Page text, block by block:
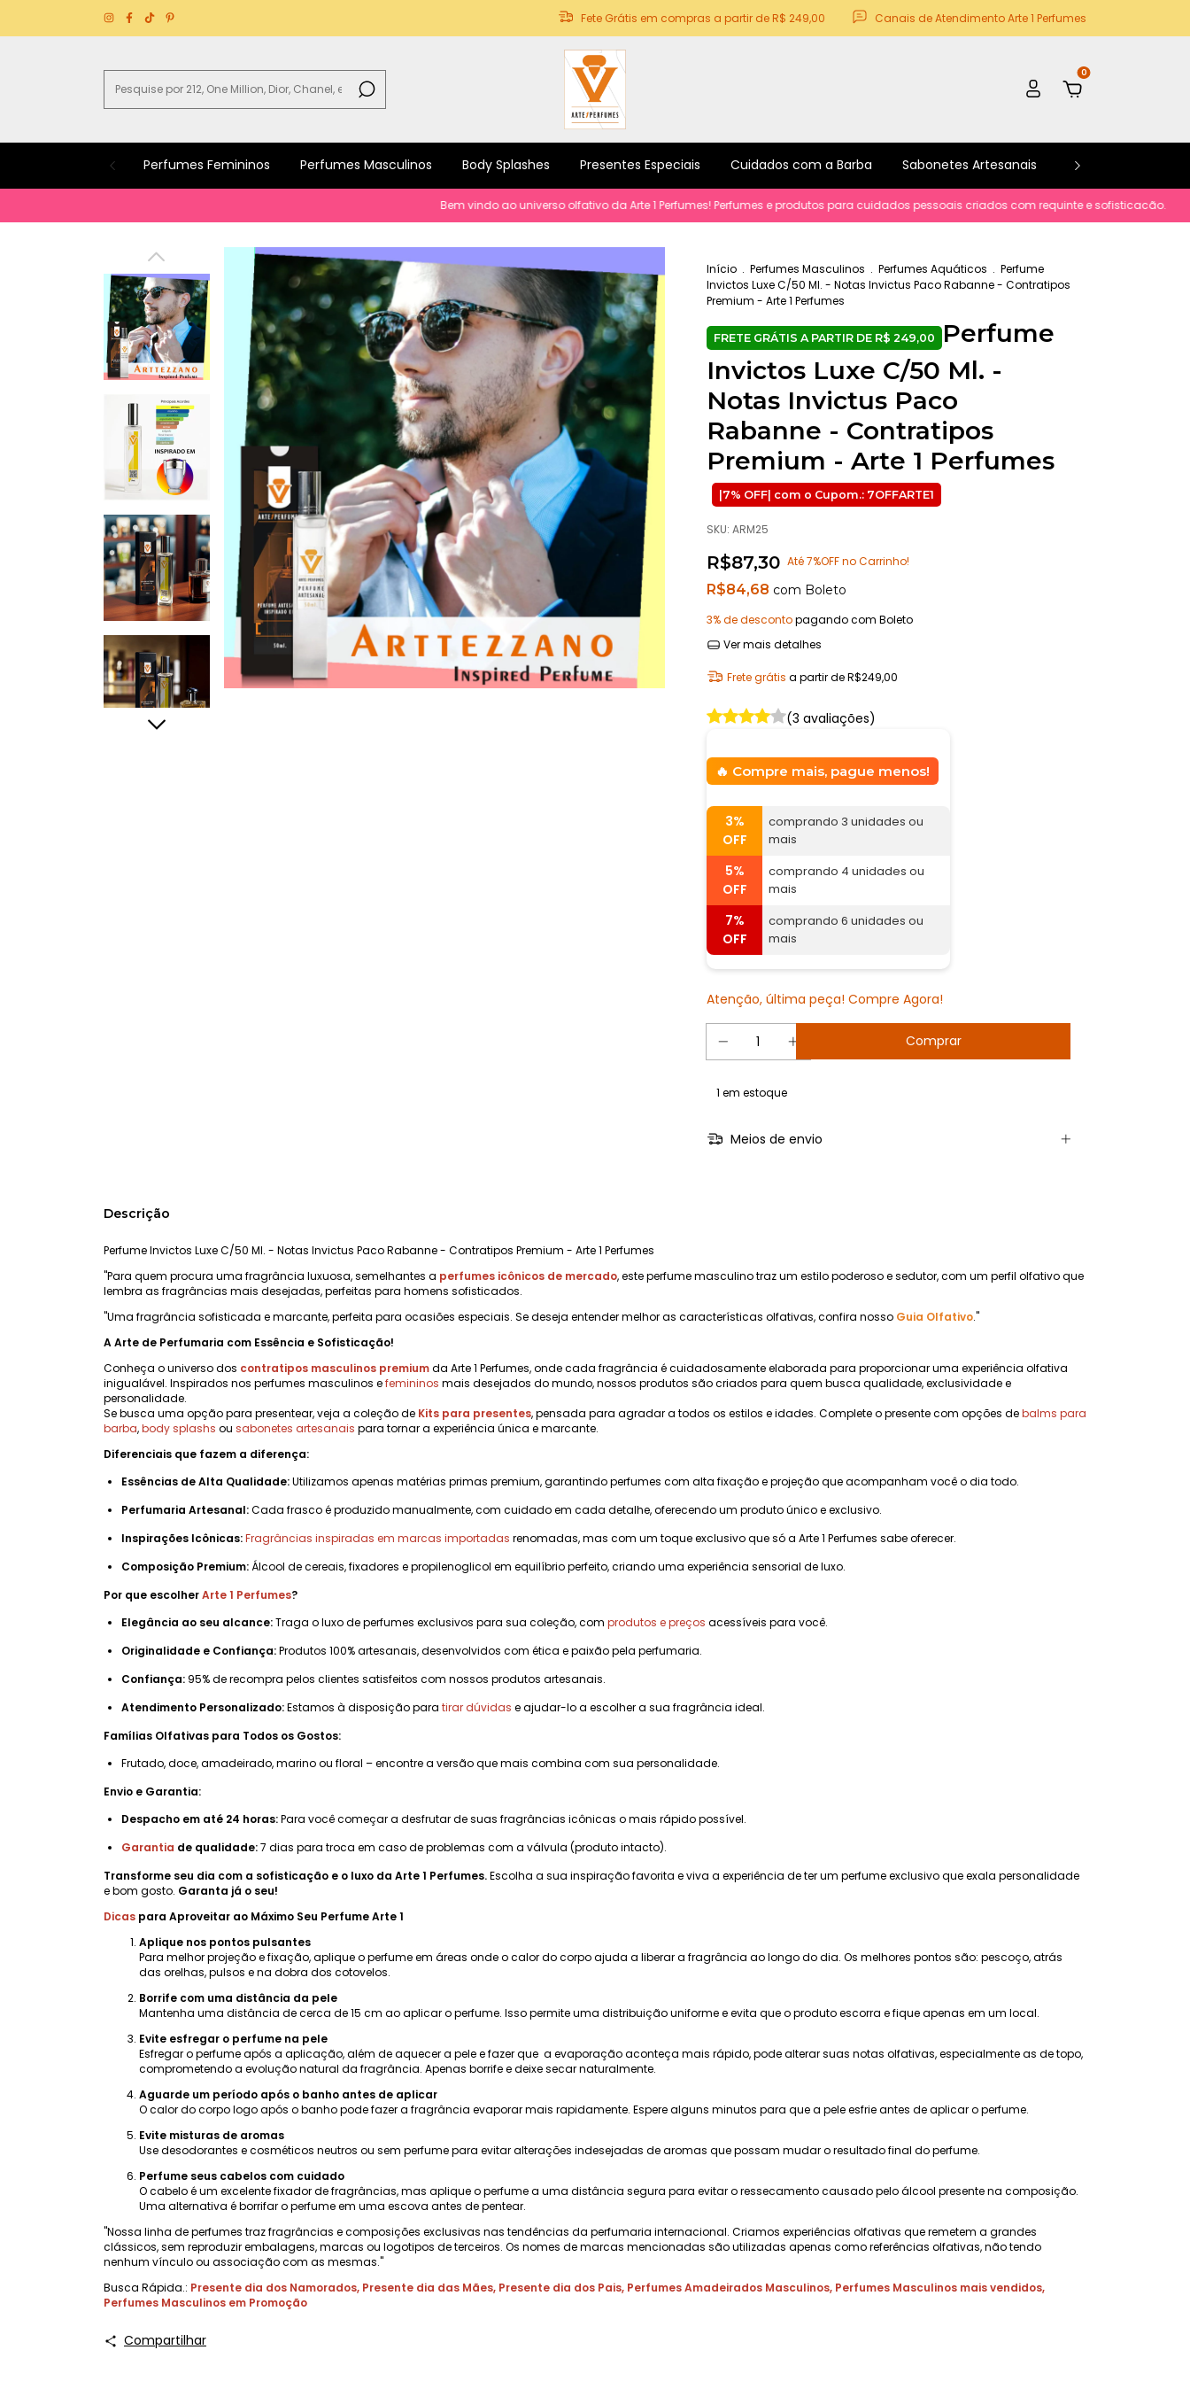
Fete Grátis em compras a partir de R$ 249,00 Canais de Atendimento Arte 1 Perfumes
0
Perfumes Femininos Perfumes Masculinos Body Splashes Presentes Especiais Cuidados com a Barba Sabonetes Artesanais Kits e Promoções
Bem vindo ao universo olfativo da Arte 1 Perfumes! Perfumes e produtos para cuidados pessoais criados com requinte e sofisticacão.
Início . Perfumes Masculinos . Perfumes Aquáticos . Perfume
Invictos Luxe C/50 Ml. - Notas Invictus Paco Rabanne - Contratipos
Premium - Arte 1 Perfumes
Perfume
Invictos Luxe C/50 Ml. -
Notas Invictus Paco
Rabanne - Contratipos
Premium - Arte 1 Perfumes
SKU: ARM25
R$87,30 Até 7%OFF no Carrinho!
R$84,68 com Boleto
3% de descontopagando com Boleto
Ver mais detalhes
Frete grátis a partir deR$249,00
(3 avaliações)
Compre mais, pague menos!
3%
OFF
comprando 3 unidades ou
mais
5%
OFF
comprando 4 unidades ou
mais
7%
OFF
comprando 6 unidades ou
mais
Atenção, última peça! Compre Agora!
1 em estoque
Meios de envio
Descrição
Perfume Invictos Luxe C/50 Ml. - Notas Invictus Paco Rabanne - Contratipos Premium - Arte 1 Perfumes
"Para quem procura uma fragrância luxuosa, semelhantes a perfumes icônicos de mercado, este perfume masculino traz um estilo poderoso e sedutor, com um perfil olfativo que
lembra as fragrâncias mais desejadas, perfeitas para homens sofisticados.
"Uma fragrância sofisticada e marcante, perfeita para ocasiões especiais. Se deseja entender melhor as características olfativas, confira nosso Guia Olfativo."
A Arte de Perfumaria com Essência e Sofisticação!
Conheça o universo dos contratipos masculinos premiumda Arte 1 Perfumes, onde cada fragrância é cuidadosamente elaborada para proporcionar uma experiência olfativa
inigualável. Inspirados nos perfumes masculinos efemininos mais desejados do mundo, nossos produtos são criados para quem busca qualidade, exclusividade e
personalidade.
Se busca uma opção para presentear, veja a coleção de Kits para presentes, pensada para agradar a todos os estilos e idades. Complete o presente com opções debalms para
barba,body splashs ou sabonetes artesanais para tornar a experiência única e marcante.
Diferenciais que fazem a diferença:
Essências de Alta Qualidade:Utilizamos apenas matérias primas premium, garantindo perfumes com alta fixação e projeção que acompanham você o dia todo.
Perfumaria Artesanal:Cada frasco é produzido manualmente, com cuidado em cada detalhe, oferecendo um produto único e exclusivo.
Inspirações Icônicas:Fragrâncias inspiradas em marcas importadas renomadas, mas com um toque exclusivo que só a Arte 1 Perfumes sabe oferecer.
Composição Premium:Álcool de cereais, fixadores e propilenoglicol em equilíbrio perfeito, criando uma experiência sensorial de luxo.
Por que escolherArte 1 Perfumes?
Elegância ao seu alcance:Traga o luxo de perfumes exclusivos para sua coleção, com produtos e preços acessíveis para você.
Originalidade e Confiança:Produtos 100% artesanais, desenvolvidos com ética e paixão pela perfumaria.
Confiança: 95% de recompra pelos clientes satisfeitos com nossos produtos artesanais.
Atendimento Personalizado:Estamos à disposição para tirar dúvidas e ajudar-lo a escolher a sua fragrância ideal.
Famílias Olfativas para Todos os Gostos:
Frutado, doce, amadeirado, marino ou floral – encontre a versão que mais combina com sua personalidade.
Envio e Garantia:
Despacho em até 24 horas:Para você começar a desfrutar de suas fragrâncias icônicas o mais rápido possível.
Garantia de qualidade:7 dias para troca em caso de problemas com a válvula (produto intacto).
Transforme seu dia com a sofisticação e o luxo da Arte 1 Perfumes.Escolha a sua inspiração favorita e viva a experiência de ter um perfume exclusivo que exala personalidade
e bom gosto. Garanta já o seu!
Dicas para Aproveitar ao Máximo Seu Perfume Arte 1
Aplique nos pontos pulsantes
Para melhor projeção e fixação, aplique o perfume em áreas onde o calor do corpo ajuda a liberar a fragrância ao longo do dia. Os melhores pontos são: pescoço, atrás
das orelhas, pulsos e na dobra dos cotovelos.
Borrife com uma distância da pele
Mantenha uma distância de cerca de 15 cm ao aplicar o perfume. Isso permite uma distribuição uniforme e evita que o produto escorra e fique apenas em um local.
Evite esfregar o perfume na pele
Esfregar o perfume após a aplicação, além de aquecer a pele e fazer que a evaporação aconteça mais rápido, pode alterar suas notas olfativas, especialmente as de topo,
comprometendo a evolução natural da fragrância. Apenas borrife e deixe secar naturalmente.
Aguarde um período após o banho antes de aplicar
O calor do corpo logo após o banho pode fazer a fragrância evaporar mais rapidamente. Espere alguns minutos para que a pele esfrie antes de aplicar o perfume.
Evite misturas ​​de aromas
Use desodorantes e cosméticos neutros ou sem perfume para evitar alterações indesejadas de aromas que possam mudar o resultado final do perfume.
Perfume seus cabelos com cuidado
O cabelo é um excelente fixador de fragrâncias, mas aplique o perfume a uma distância segura para evitar o ressecamento causado pelo álcool presente na composição.
Uma alternativa é borrifar o perfume em uma escova antes de pentear.
"Nossa linha de perfumes traz fragrâncias e composições exclusivas nas tendências da perfumaria internacional. Criamos experiências olfativas que remetem a grandes
clássicos, sem reproduzir embalagens, marcas ou logotipos de terceiros. Os nomes de marcas mencionadas são utilizadas apenas como referências olfativas, não tendo
nenhum vínculo ou associação com as mesmas."
Busca Rápida.: Presente dia dos Namorados, Presente dia das Mães, Presente dia dos Pais, Perfumes Amadeirados Masculinos, Perfumes Masculinos mais vendidos,
Perfumes Masculinos em Promoção
Compartilhar